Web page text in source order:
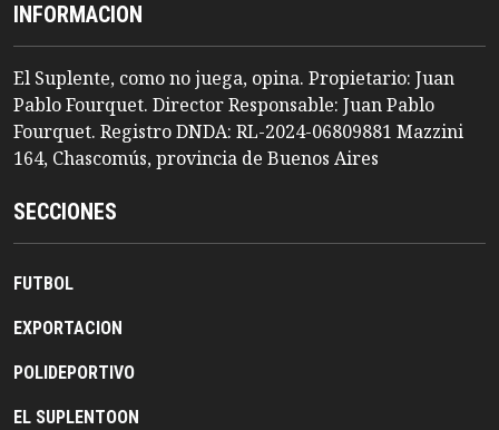
INFORMACION
El Suplente, como no juega, opina. Propietario: Juan
Pablo Fourquet. Director Responsable: Juan Pablo
Fourquet. Registro DNDA: RL-2024-06809881 Mazzini
164, Chascomús, provincia de Buenos Aires
SECCIONES
FUTBOL
EXPORTACION
POLIDEPORTIVO
EL SUPLENTOON